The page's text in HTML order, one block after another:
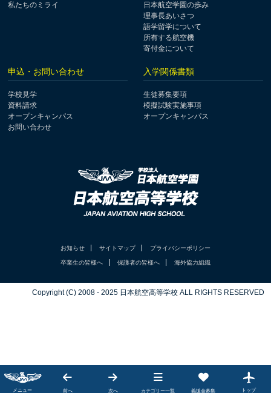
私たちのミライ
日本航空学園の歩み
理事長あいさつ
語学留学について
所有する航空機
寄付金について
申込・お問い合わせ
学校見学
資料請求
オープンキャンパス
お問い合わせ
入学関係書類
生徒募集要項
模擬試験実施事項
オープンキャンパス
お知らせ サイトマップ プライバシーポリシー
卒業生の皆様へ 保護者の皆様へ 海外協力組織
Copyright (C) 2008 - 2025 日本航空高等学校 ALL RIGHTS RESERVED
カテゴリー一覧